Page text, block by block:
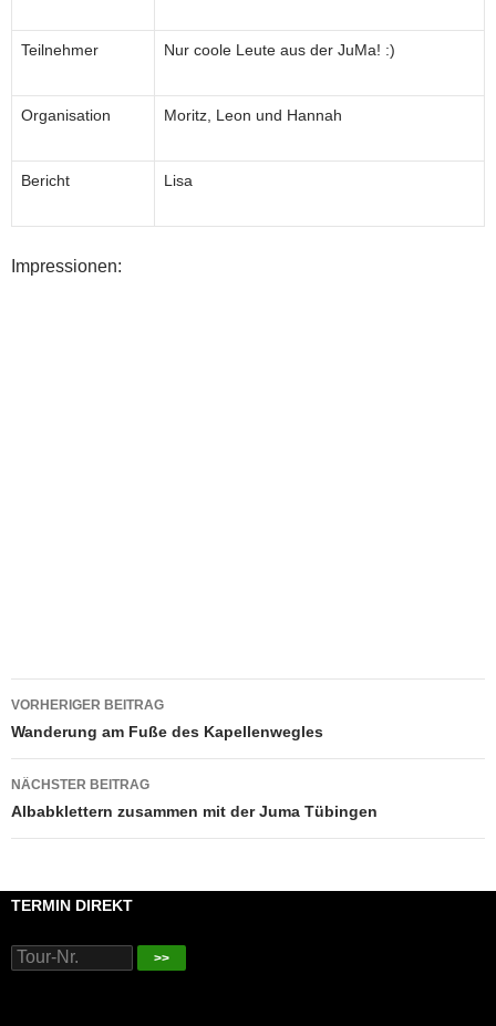
Teilnehmer Nur coole Leute aus der JuMa! :)
Organisation Moritz, Leon und Hannah
Bericht Lisa
Impressionen:
Beitragsnavigation
VORHERIGER BEITRAG
Wanderung am Fuße des Kapellenwegles
NÄCHSTER BEITRAG
Albabklettern zusammen mit der Juma Tübingen
TERMIN DIREKT
>>